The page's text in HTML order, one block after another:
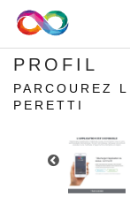
PROFIL
PARCOUREZ
PERETTI